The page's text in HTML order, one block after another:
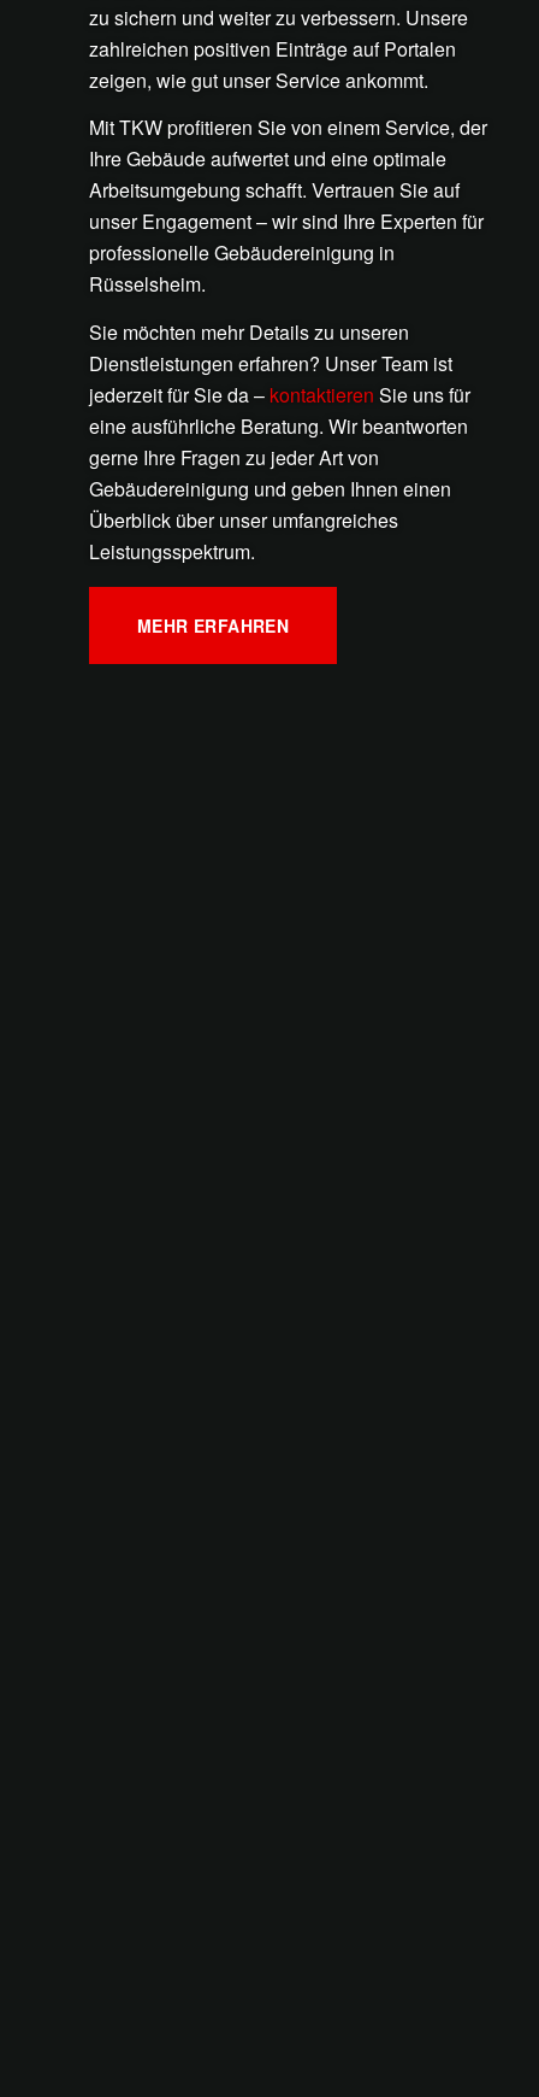
zu sichern und weiter zu verbessern. Unsere
zahlreichen positiven Einträge auf Portalen
zeigen, wie gut unser Service ankommt.
Mit TKW profitieren Sie von einem Service, der
Ihre Gebäude aufwertet und eine optimale
Arbeitsumgebung schafft. Vertrauen Sie auf
unser Engagement – wir sind Ihre Experten für
professionelle Gebäudereinigung in
Rüsselsheim.
Sie möchten mehr Details zu unseren
Dienstleistungen erfahren? Unser Team ist
jederzeit für Sie da – kontaktieren Sie uns für
eine ausführliche Beratung. Wir beantworten
gerne Ihre Fragen zu jeder Art von
Gebäudereinigung und geben Ihnen einen
Überblick über unser umfangreiches
Leistungsspektrum.
MEHR ERFAHREN